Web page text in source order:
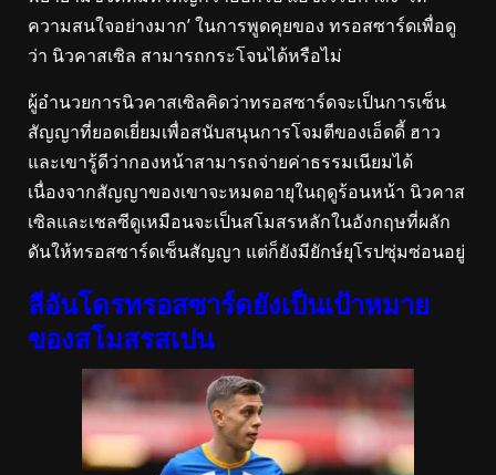
ความสนใจอย่างมาก’ ในการพูดคุยของ ทรอสซาร์ดเพื่อดู
ว่า นิวคาสเซิล สามารถกระโจนได้หรือไม่
ผู้อำนวยการนิวคาสเซิลคิดว่าทรอสซาร์ดจะเป็นการเซ็น
สัญญาที่ยอดเยี่ยมเพื่อสนับสนุนการโจมตีของเอ็ดดี้ ฮาว
และเขารู้ดีว่ากองหน้าสามารถจ่ายค่าธรรมเนียมได้
เนื่องจากสัญญาของเขาจะหมดอายุในฤดูร้อนหน้า นิวคาส
เซิลและเชลซีดูเหมือนจะเป็นสโมสรหลักในอังกฤษที่ผลัก
ดันให้ทรอสซาร์ดเซ็นสัญญา แต่ก็ยังมียักษ์ยุโรปซุ่มซ่อนอยู่
ลีอันโดรทรอสซาร์ดยังเป็นเป้าหมาย
ของสโมสรสเปน